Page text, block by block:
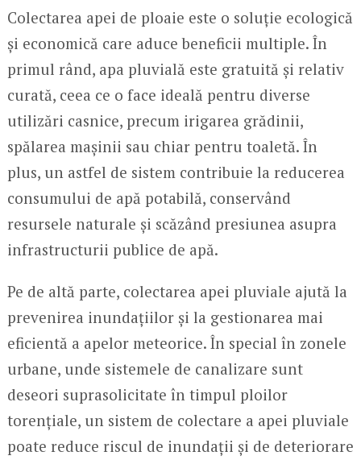
Colectarea apei de ploaie este o soluție ecologică
și economică care aduce beneficii multiple. În
primul rând, apa pluvială este gratuită și relativ
curată, ceea ce o face ideală pentru diverse
utilizări casnice, precum irigarea grădinii,
spălarea mașinii sau chiar pentru toaletă. În
plus, un astfel de sistem contribuie la reducerea
consumului de apă potabilă, conservând
resursele naturale și scăzând presiunea asupra
infrastructurii publice de apă.
Pe de altă parte, colectarea apei pluviale ajută la
prevenirea inundațiilor și la gestionarea mai
eficientă a apelor meteorice. În special în zonele
urbane, unde sistemele de canalizare sunt
deseori suprasolicitate în timpul ploilor
torențiale, un sistem de colectare a apei pluviale
poate reduce riscul de inundații și de deteriorare